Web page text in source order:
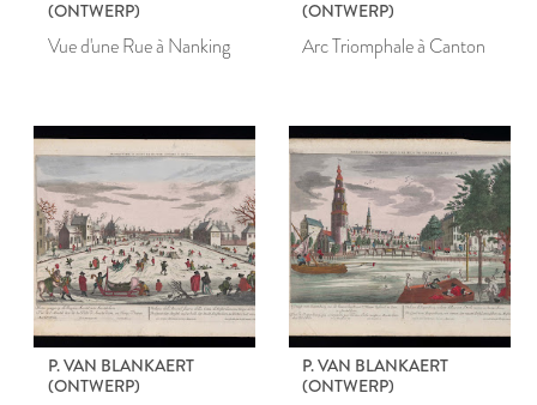
(ONTWERP)
Vue d'une Rue à Nanking
(ONTWERP)
Arc Triomphale à Canton
P. VAN BLANKAERT
(ONTWERP)
P. VAN BLANKAERT
(ONTWERP)